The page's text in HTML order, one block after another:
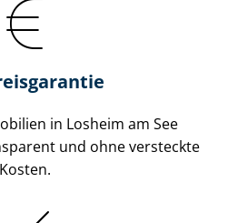
in Losheim am See
und ohne versteckte
Kosten.